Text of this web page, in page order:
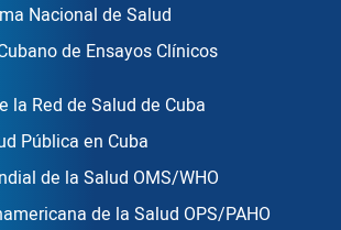
Nacional de Salud
de Ensayos Clínicos
la Red de Salud de Cuba
Pública en Cuba
de la Salud OMS/WHO
de la Salud OPS/PAHO